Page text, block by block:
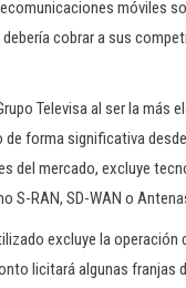
móviles
cobrar a sus
Televisa al ser la más
forma significativa
del mercado, excluye
S-RAN, SD-WAN o
excluye la
licitará algunas franjas